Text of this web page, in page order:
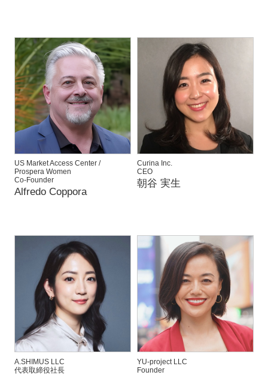
US Market Access Center /
Prospera Women
Co-Founder
Alfredo Coppora
Curina Inc.
CEO
朝谷 実生
A.SHIMUS LLC
代表取締役社長
YU-project LLC
Founder